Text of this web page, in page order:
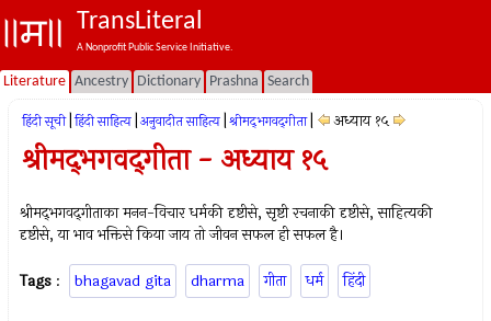
TransLiteral
A Nonprofit Public Service Initiative.
Literature Ancestry Dictionary Prashna Search
हिंदी सूची हिंदी साहित्य अनुवादीत साहित्य श्रीमद्‍भगवद्‍गीता अध्याय १५
श्रीमद्‍भगवद्‍गीता - अध्याय १५
श्रीमद्‍भगवद्‍गीताका मनन-विचार धर्मकी दृष्टीसे, सृष्टी रचनाकी दृष्टीसे, साहित्यकी
दृष्टीसे, या भाव भक्तिसे किया जाय तो जीवन सफल ही सफल है।
Tags : bhagavad gita dharma गीता धर्म हिंदी